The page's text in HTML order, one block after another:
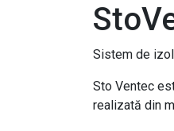
Sistem de
Sto Ventec
realizată din